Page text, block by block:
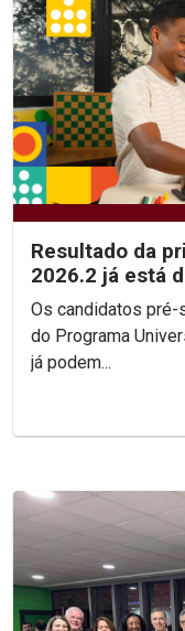
Resultado da
2026.2 já está
enviar...
Os candidatos pré-
do Programa
já podem...